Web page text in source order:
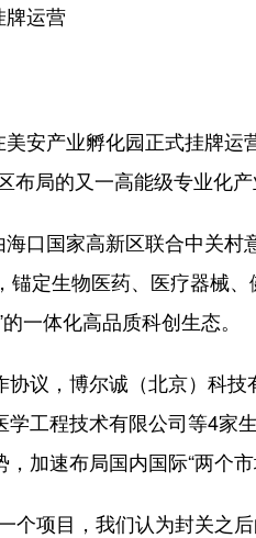
运营
安产业孵化园正式挂牌运
局的又一高能级专业化产
口国家高新区联合中关村
定生物医药、医疗器械
一体化高品质科创生态。
议，博尔诚（北京）科技
工程技术有限公司等4家
加速布局国内国际“两个市
项目，我们认为封关之